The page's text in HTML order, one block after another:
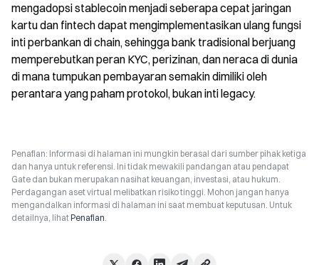
mengadopsi stablecoin menjadi seberapa cepat jaringan
kartu dan fintech dapat mengimplementasikan ulang fungsi
inti perbankan di chain, sehingga bank tradisional berjuang
memperebutkan peran KYC, perizinan, dan neraca di dunia
di mana tumpukan pembayaran semakin dimiliki oleh
perantara yang paham protokol, bukan inti legacy.
Penafian: Informasi di halaman ini mungkin berasal dari sumber pihak ketiga
dan hanya untuk referensi. Ini tidak mewakili pandangan atau pendapat
Gate dan bukan merupakan nasihat keuangan, investasi, atau hukum.
Perdagangan aset virtual melibatkan risiko tinggi. Mohon jangan hanya
mengandalkan informasi di halaman ini saat membuat keputusan. Untuk
detailnya, lihatPenafian.